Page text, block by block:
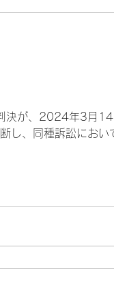
決が、2024年3月
し、同種訴訟におい